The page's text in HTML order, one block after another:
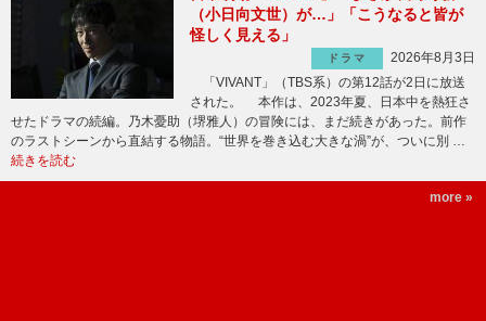
（小日向文世）が…」「こうなると皆が
怪しく見える」
ドラマ
2026年8月3日
「VIVANT」（TBS系）の第12話が2日に放送
された。 本作は、2023年夏、日本中を熱狂さ
せたドラマの続編。乃木憂助（堺雅人）の冒険には、まだ続きがあった。前作
のラストシーンから直結する物語。“世界を巻き込む大きな渦”が、ついに別 …
続きを読む
more »